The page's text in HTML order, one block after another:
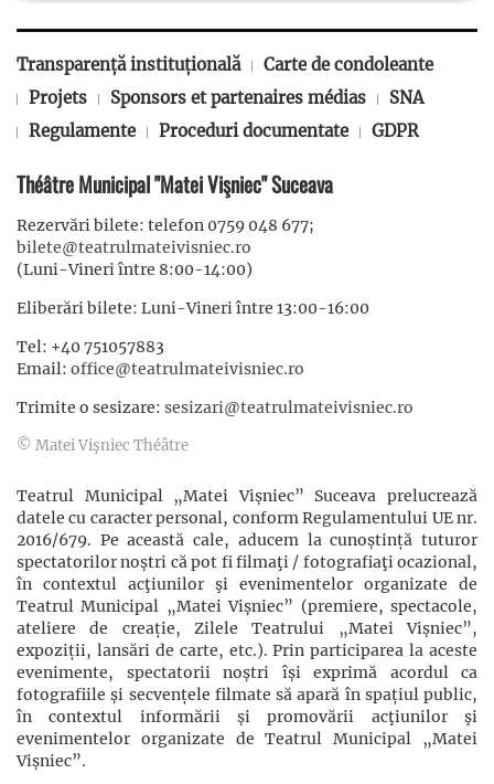
Transparență instituțională
Carte de condoleante
Projets
Sponsors et partenaires médias
SNA
Regulamente
Proceduri documentate GDPR
Théâtre Municipal "Matei Vişniec" Suceava
Rezervări bilete: telefon 0759 048 677;
bilete@teatrulmateivisniec.ro
(Luni-Vineri între 8:00-14:00)
Eliberări bilete: Luni-Vineri între 13:00-16:00
Tel: +40 751057883
Email: office@teatrulmateivisniec.ro
Trimite o sesizare: sesizari@teatrulmateivisniec.ro
© Matei Vişniec Théâtre
Teatrul Municipal „Matei Vișniec” Suceava prelucrează
datele cu caracter personal, conform Regulamentului UE nr.
2016/679. Pe această cale, aducem la cunoștință tuturor
spectatorilor noștri că pot fi filmaţi / fotografiaţi ocazional,
în contextul acţiunilor şi evenimentelor organizate de
Teatrul Municipal „Matei Vișniec” (premiere, spectacole,
ateliere de creație, Zilele Teatrului „Matei Vișniec”,
expoziții, lansări de carte, etc.). Prin participarea la aceste
evenimente, spectatorii noștri își exprimă acordul ca
fotografiile și secvențele filmate să apară în spațiul public,
în contextul informării și promovării acţiunilor şi
evenimentelor organizate de Teatrul Municipal „Matei
Vișniec”.